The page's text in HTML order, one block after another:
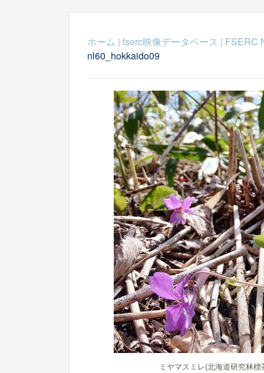
ホーム | fserc映像データベース | FSERC
nl60_hokkaido09
ミヤマスミレ(北海道研究林標